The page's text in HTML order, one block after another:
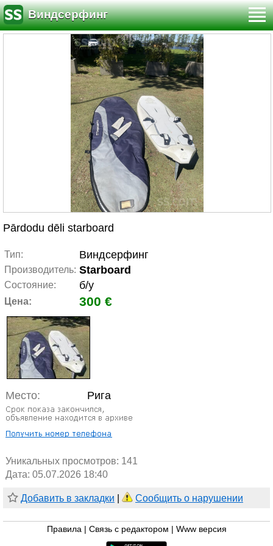
Виндсерфинг
Pārdodu dēli starboard
Тип: Виндсерфинг
Производитель: Starboard
Состояние: б/у
Цена: 300 €
Место: Рига
Уникальных просмотров: 141
Дата: 05.07.2026 18:40
Добавить в закладки Сообщить о нарушении
Правила Связь с редактором Www версия